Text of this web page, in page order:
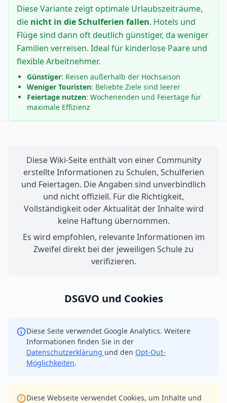
Diese Variante zeigt optimale Urlaubszeiträume,
die nicht in die Schulferien fallen. Hotels und
Flüge sind dann oft deutlich günstiger, da weniger
Familien verreisen. Ideal für kinderlose Paare und
flexible Arbeitnehmer.
Günstiger: Reisen außerhalb der Hochsaison
Weniger Touristen: Beliebte Ziele sind leerer
Feiertage nutzen: Wochenenden und Feiertage für
maximale Effizienz
Diese Wiki-Seite enthält von einer Community
erstellte Informationen zu Schulen, Schulferien
und Feiertagen. Die Angaben sind unverbindlich
und nicht offiziell. Für die Richtigkeit,
Vollständigkeit oder Aktualität der Inhalte wird
keine Haftung übernommen.
Es wird empfohlen, relevante Informationen im
Zweifel direkt bei der jeweiligen Schule zu
verifizieren.
DSGVO und Cookies
Diese Seite verwendet Google Analytics. Weitere
Informationen finden Sie in der
Datenschutzerklärung und den Opt-Out-
Möglichkeiten.
Diese Webseite verwendet Cookies, um Inhalte und